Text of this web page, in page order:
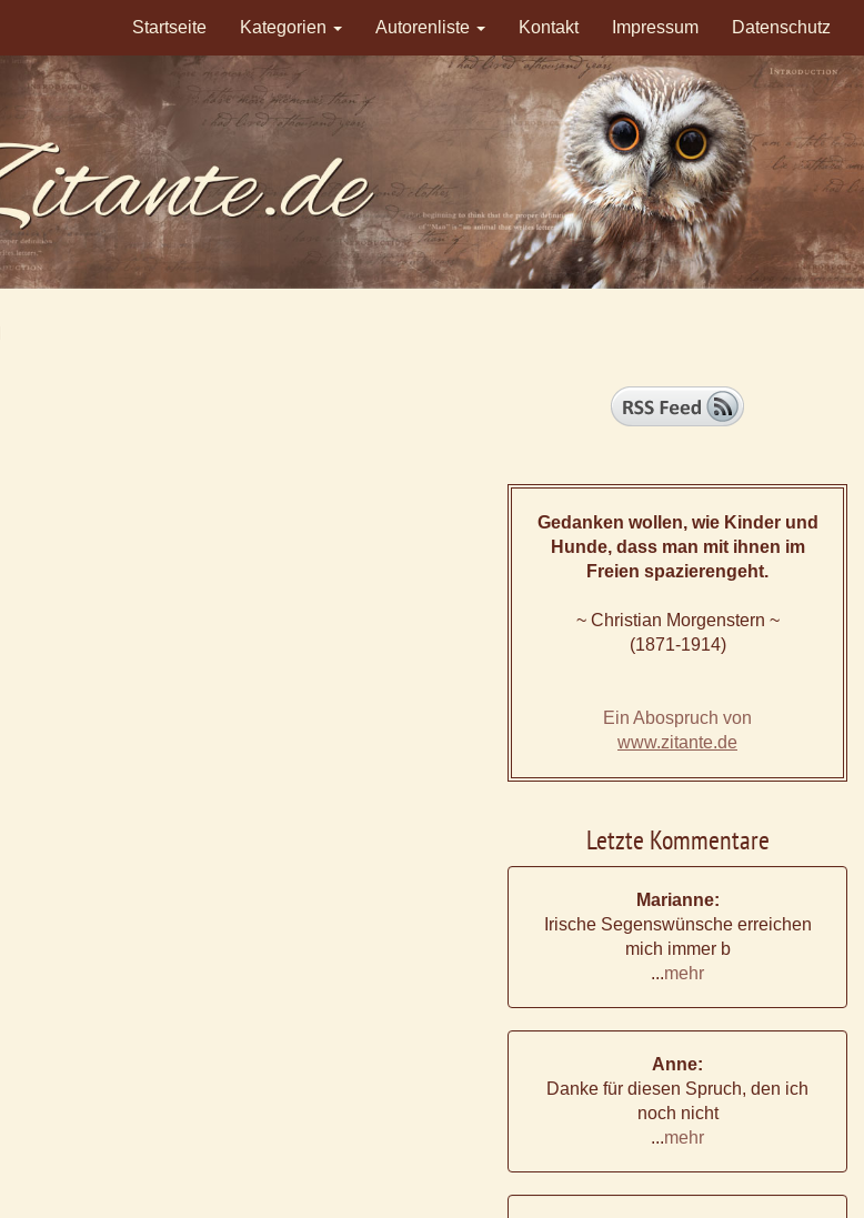
Startseite Kategorien Autorenliste Kontakt Impressum Datenschutz
Gedanken wollen, wie Kinder und
Hunde, dass man mit ihnen im
Freien spazierengeht.
~ Christian Morgenstern ~
(1871-1914)
Ein Abospruch von
www.zitante.de
Letzte Kommentare
Marianne:
Irische Segenswünsche erreichen
mich immer b
...mehr
Anne:
Danke für diesen Spruch, den ich
noch nicht
...mehr